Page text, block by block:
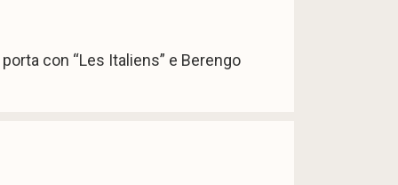
con “Les Italiens” e Berengo